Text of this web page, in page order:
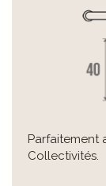
Parfaitement
Collectivités.